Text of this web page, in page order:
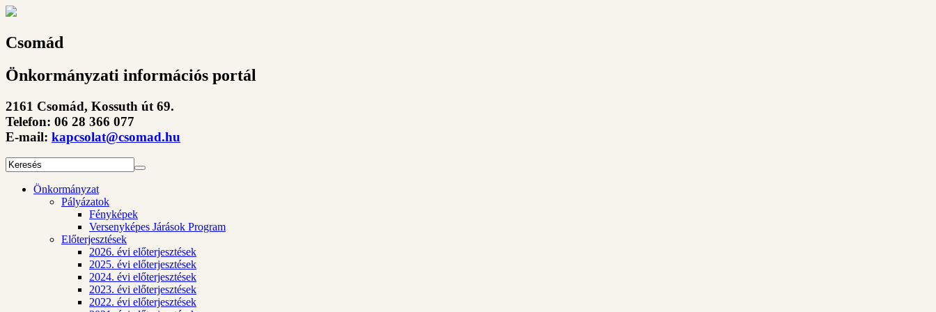
Csomád
Önkormányzati információs portál
2161 Csomád, Kossuth út 69.
Telefon: 06 28 366 077
E-mail: kapcsolat@csomad.hu
Önkormányzat
Pályázatok
Fényképek
Versenyképes Járások Program
Előterjesztések
2026. évi előterjesztések
2025. évi előterjesztések
2024. évi előterjesztések
2023. évi előterjesztések
2022. évi előterjesztések